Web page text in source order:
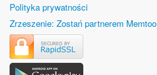
Polityka prywatności
Zrzeszenie: Zostań partnerem Memtoo